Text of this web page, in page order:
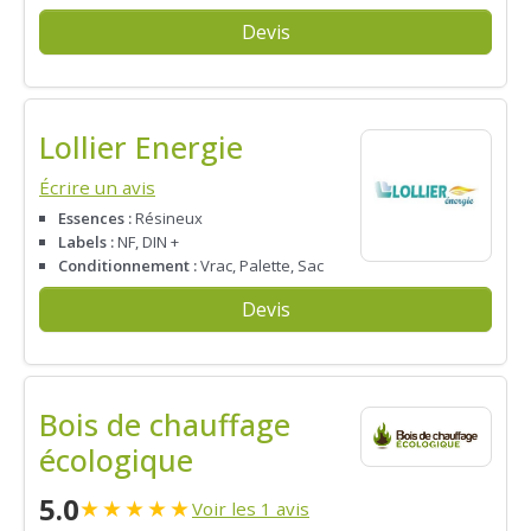
Devis
Lollier Energie
Écrire un avis
Essences :Résineux
Labels :NF, DIN +
Conditionnement :Vrac, Palette, Sac
Devis
Bois de chauffage
écologique
5.0★★★★★Voir les 1 avis